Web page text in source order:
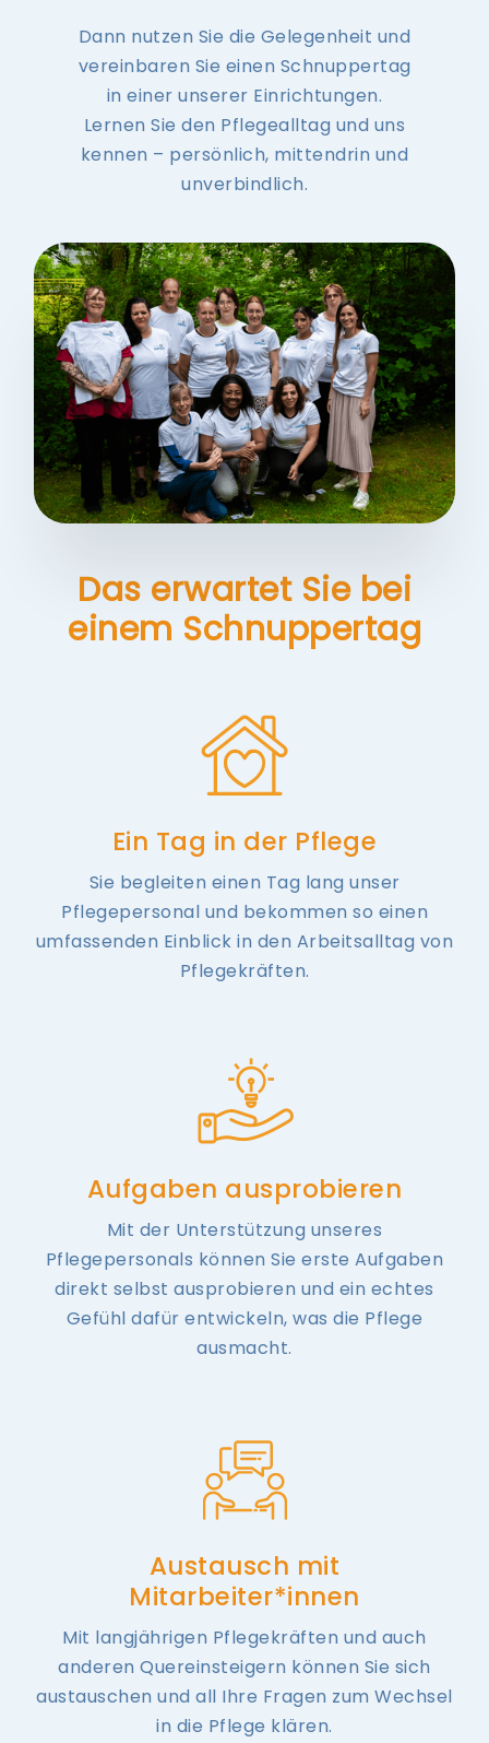
Dann nutzen Sie die Gelegenheit und
vereinbaren Sie einen Schnuppertag
in einer unserer Einrichtungen.
Lernen Sie den Pflegealltag und uns
kennen – persönlich, mittendrin und
unverbindlich.
Das erwartet Sie bei
einem Schnuppertag
Ein Tag in der Pflege
Sie begleiten einen Tag lang unser
Pflegepersonal und bekommen so einen
umfassenden Einblick in den Arbeitsalltag von
Pflegekräften.
Aufgaben ausprobieren
Mit der Unterstützung unseres
Pflegepersonals können Sie erste Aufgaben
direkt selbst ausprobieren und ein echtes
Gefühl dafür entwickeln, was die Pflege
ausmacht.
Austausch mit
Mitarbeiter*innen
Mit langjährigen Pflegekräften und auch
anderen Quereinsteigern können Sie sich
austauschen und all Ihre Fragen zum Wechsel
in die Pflege klären.